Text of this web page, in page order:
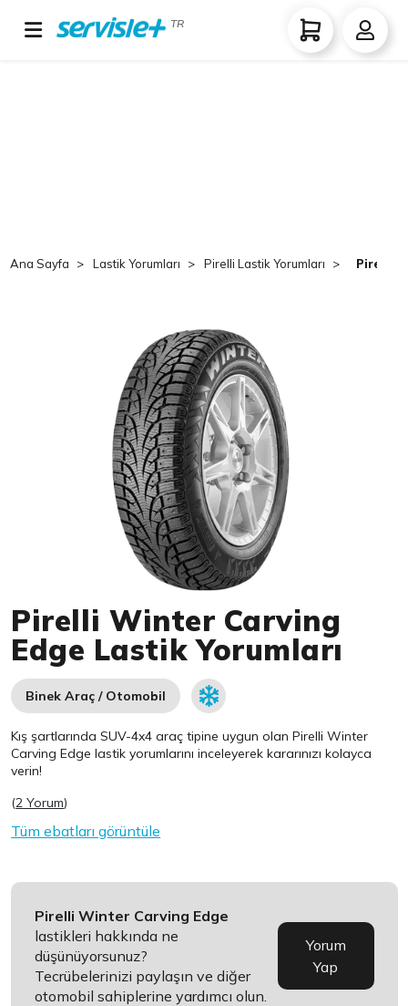
TR
Ana Sayfa Lastik Yorumları Pirelli Lastik Yorumları Pirelli
Pirelli Winter Carving
Edge Lastik Yorumları
Binek Araç / Otomobil
Kış şartlarında SUV-4x4 araç tipine uygun olanPirelli Winter
Carving Edge lastik yorumlarını inceleyerek kararınızı kolayca
verin!
(2 Yorum)
Tüm ebatları görüntüle
Pirelli Winter Carving Edge
lastikleri hakkında ne
düşünüyorsunuz?
Tecrübelerinizi paylaşın ve diğer
otomobil sahiplerine yardımcı olun.
Yorum
Yap